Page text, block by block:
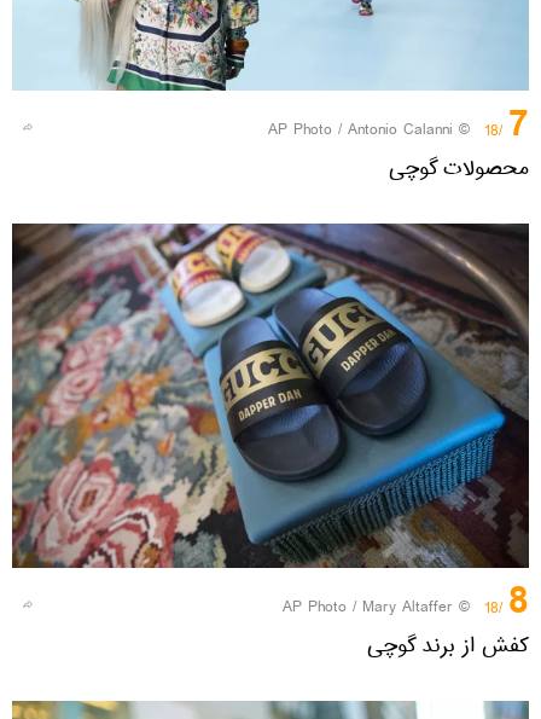
7
/18
© AP Photo / Antonio Calanni
محصولات گوچی
8
/18
© AP Photo / Mary Altaffer
کفش از برند گوچی